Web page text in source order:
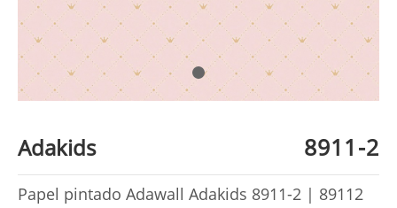
Adakids 8911-2
Papel pintado Adawall Adakids 8911-2 | 89112